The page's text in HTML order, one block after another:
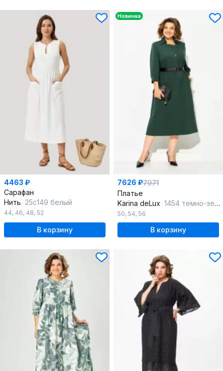
4463 ₽
Сарафан
Нить 25с149 белый
44, 46, 48, 52
В корзину
Новинка
7626 ₽7971
Платье
Karina deLux 1454 темно-зеленый
50, 54, 56
В корзину